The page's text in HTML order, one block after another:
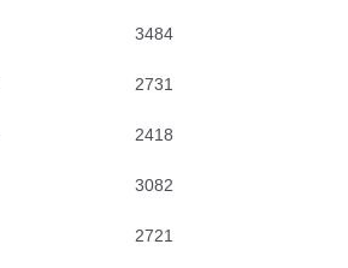
3484
2731
2418
3082
2721